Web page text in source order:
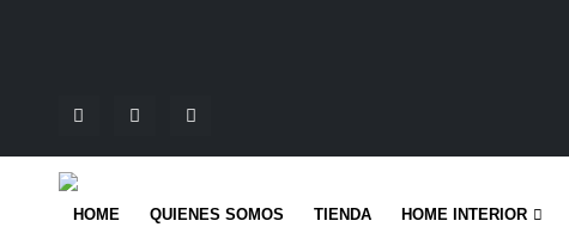
HOME QUIENES SOMOS TIENDA HOME INTERIOR